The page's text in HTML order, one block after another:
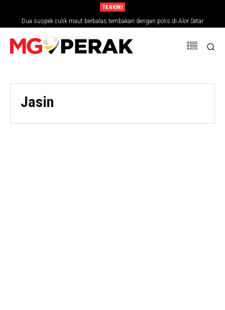
TERKINI
Dua suspek culik maut berbalas tembakan dengan polis di Alor Setar
Jasin